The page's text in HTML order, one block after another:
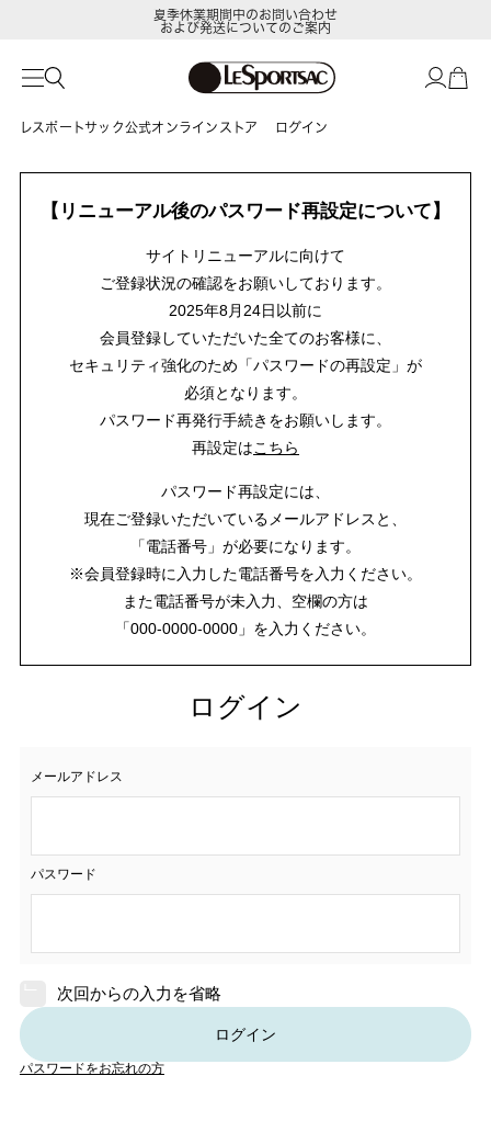
夏季休業期間中のお問い合わせ
および発送についてのご案内
レスポートサック公式オンラインストア ログイン
【リニューアル後のパスワード再設定について】
サイトリニューアルに向けて
ご登録状況の確認をお願いしております。
2025年8月24日以前に
会員登録していただいた全てのお客様に、
セキュリティ強化のため「パスワードの再設定」が
必須となります。
パスワード再発行手続きをお願いします。
再設定はこちら
パスワード再設定には、
現在ご登録いただいているメールアドレスと、
「電話番号」が必要になります。
※会員登録時に入力した電話番号を入力ください。
また電話番号が未入力、空欄の方は
「000-0000-0000」を入力ください。
ログイン
メールアドレス
パスワード
次回からの入力を省略
ログイン
パスワードをお忘れの方